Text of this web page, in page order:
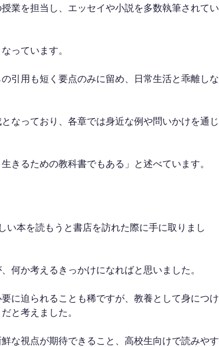
業を担当し、エッセイや小説を多数執筆されてい
っています。
引用も短く要点のみに留め、日常生活と乖離しな
なっており、各章では身近な例や問いかけを通じ
きるための教科書でもある」と述べています。
本を読もうと書店を訪れた際に手に取りまし
何か考えるきっかけになればと思いました。
に迫られることも稀ですが、教養として身につけ
と考えました。
な視点が期待できること、高校生向けで読みやす